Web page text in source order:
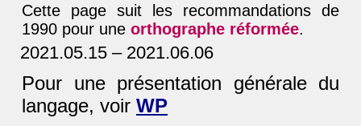
Cette page suit les recommandations de
1990 pour uneorthographe réformée.
2021.05.15 – 2021.06.06
Pour une présentation générale du
langage, voir WP